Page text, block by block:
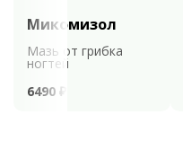
Микомизол
Мазь от грибка
ногтей
6490 ₽